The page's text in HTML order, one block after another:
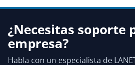
¿Necesitas soporte
empresa?
Habla con un especialista de